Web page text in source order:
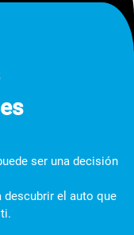
ser una decisión
descubrir el auto que